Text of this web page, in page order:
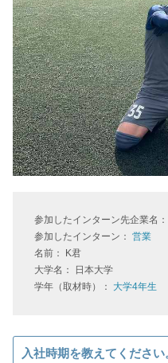
参加したインターン先企業名：
参加したインターン： 営業
名前： K君
大学名： 日本大学
学年（取材時）： 大学4年生
入社時期を教えてください